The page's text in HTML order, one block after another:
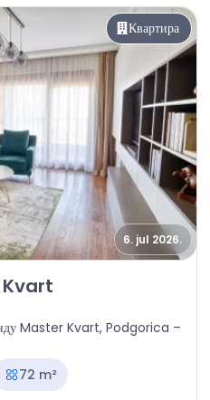
Квартира
6. jul 2026.
Master Kvart
Master Kvart, Podgorica –
72 m²